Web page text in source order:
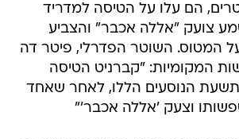
הם עלו על הטיסה למדריד
צועק "אללה אכבר" והצביע
המטוס. השוטר הפדרלי, פיטר דה
המקומיות: "קברניט הטיסה
הנוסעים הללו, לאחר שאחד
וצעק 'אללה אכבר'"